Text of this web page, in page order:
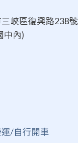
峽區復興路238號
中內)
/自行開車